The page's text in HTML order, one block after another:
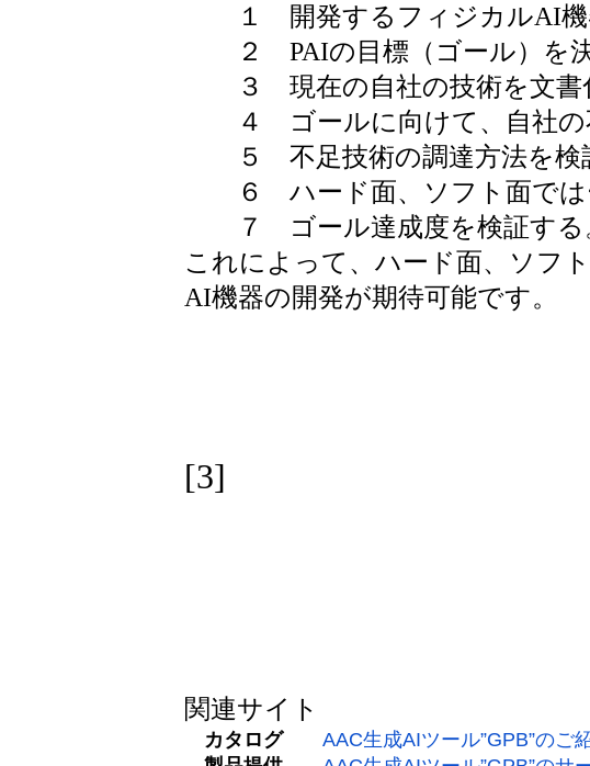
１ 開発するフィジカルAI機
２ PAIの目標（ゴール）を決
３ 現在の自社の技術を文書化
４ ゴールに向けて、自社の
５ 不足技術の調達方法を検討
６ ハード面、ソフト面では
７ ゴール達成度を検証する
これによって、ハード面、ソフ
AI機器の開発が期待可能です。
[3]
関連サイト
カタログ AAC生成AIツール”GPB”のご